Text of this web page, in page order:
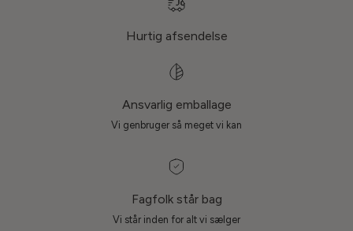
Hurtig afsendelse
Ansvarlig emballage
Vi genbruger så meget vi kan
Fagfolk står bag
Vi står inden for alt vi sælger